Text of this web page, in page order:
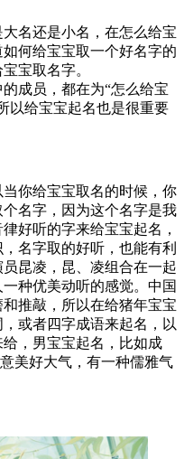
名还是小名，在怎么给宝
何给宝宝取一个好名字的
宝取名字。
成员，都在为“怎么给宝
以给宝宝起名也是很重要
你给宝宝取名的时候，你
名字，因为这个名字是我
好听的字来给宝宝起名，
名字取的好听，也能有利
昆凌，昆、凌组合在一起
种优美动听的感觉。中国
推敲，所以在给猪年宝宝
或者四字成语来起名，以
，男宝宝起名，比如成
美好大气，有一种儒雅气